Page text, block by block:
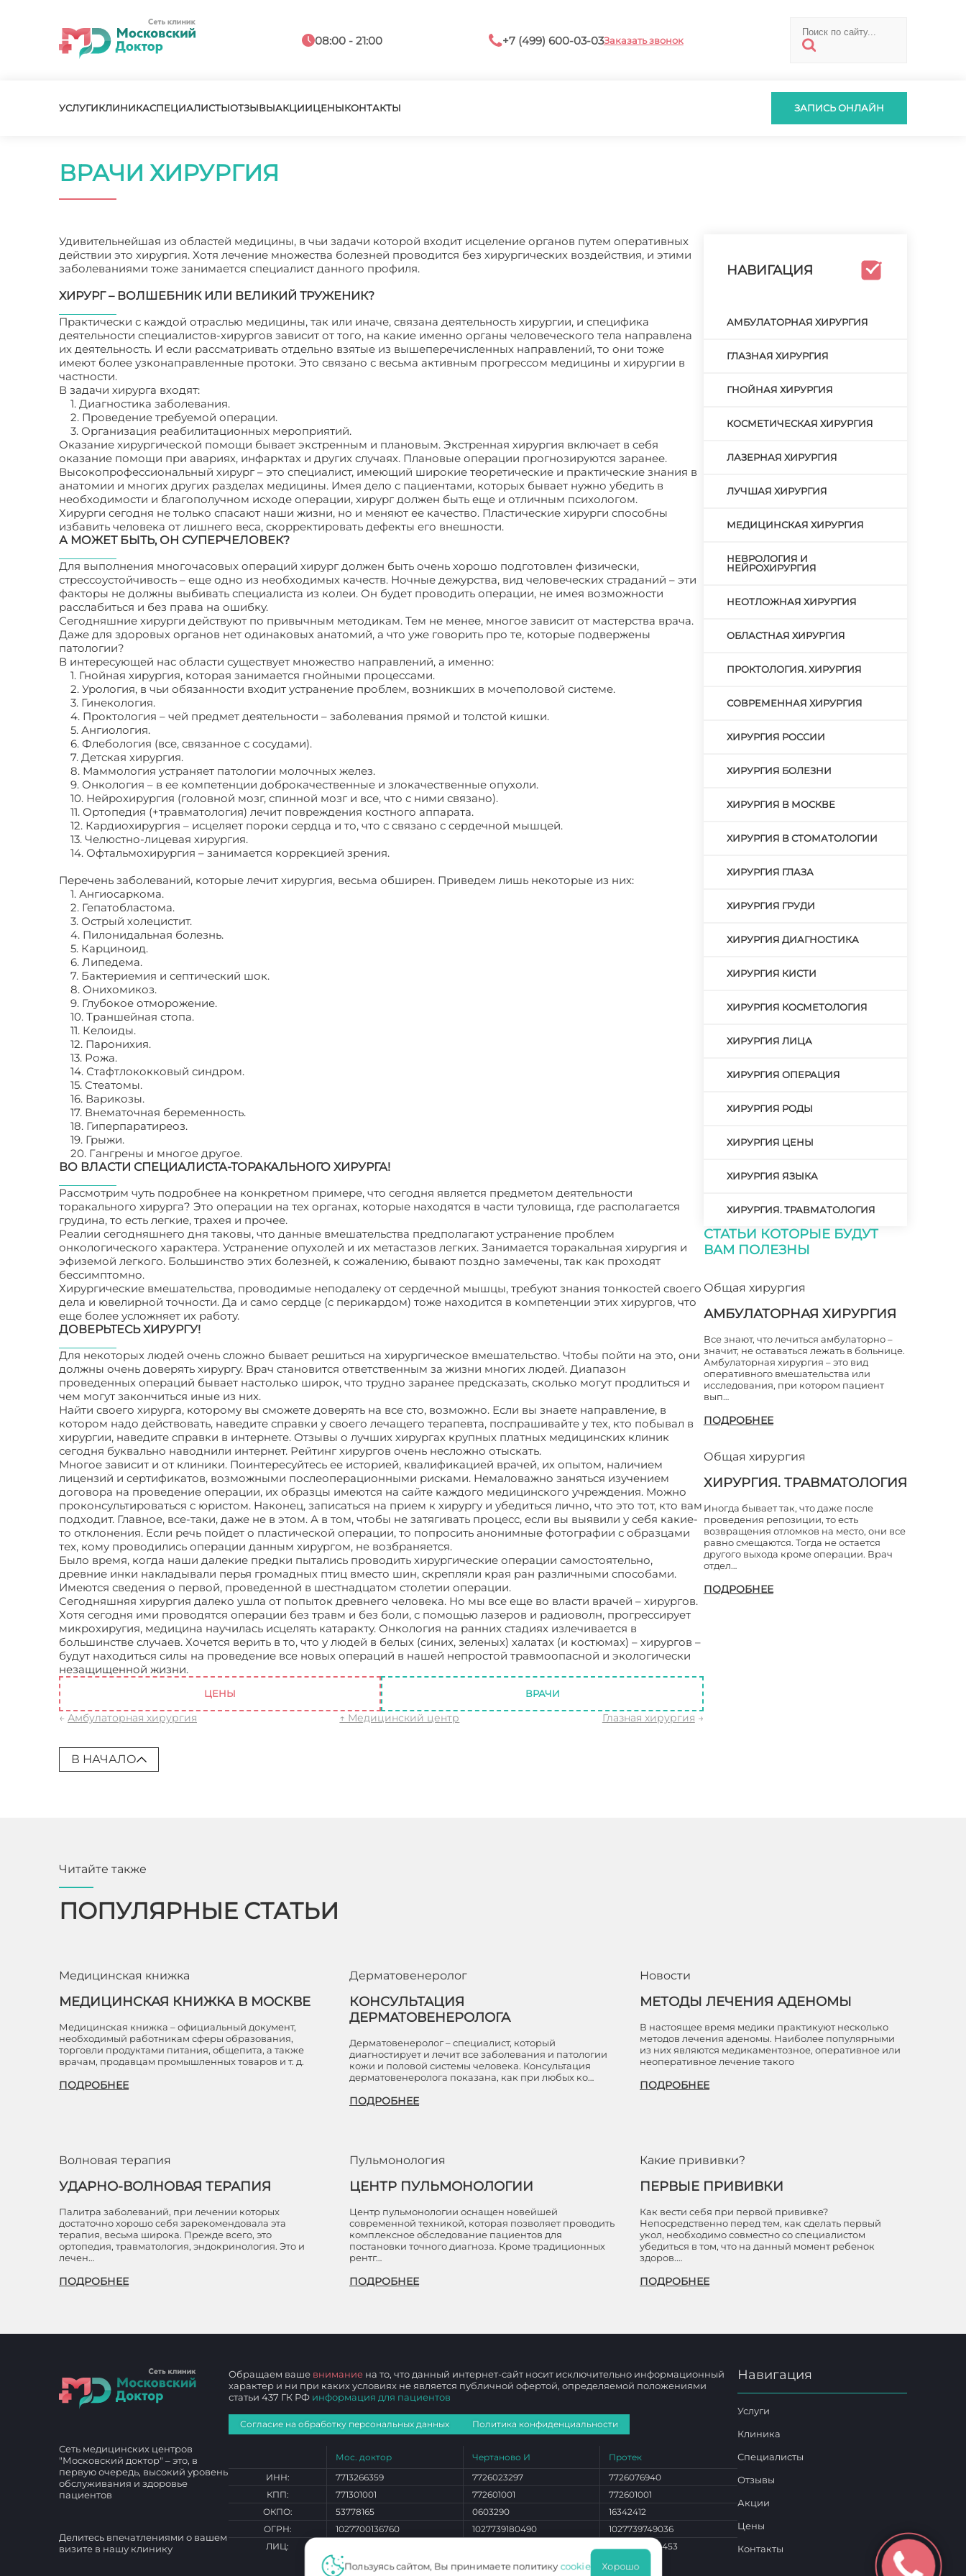
08:00 - 21:00 +7 (499) 600-03-03Заказать звонок
УСЛУГИКЛИНИКАСПЕЦИАЛИСТЫОТЗЫВЫАКЦИИЦЕНЫКОНТАКТЫ ЗАПИСЬ ОНЛАЙН
ВРАЧИ ХИРУРГИЯ
Удивительнейшая из областей медицины, в чьи задачи которой входит исцеление органов путем оперативных
действии это хирургия. Хотя лечение множества болезней проводится без хирургических воздействия, и этими
заболеваниями тоже занимается специалист данного профиля.
ХИРУРГ – ВОЛШЕБНИК ИЛИ ВЕЛИКИЙ ТРУЖЕНИК?
Практически с каждой отраслью медицины, так или иначе, связана деятельность хирургии, и специфика
деятельности специалистов-хирургов зависит от того, на какие именно органы человеческого тела направлена
их деятельность. И если рассматривать отдельно взятые из вышеперечисленных направлений, то они тоже
имеют более узконаправленные протоки. Это связано с весьма активным прогрессом медицины и хирургии в
частности.
В задачи хирурга входят:
1. Диагностика заболевания.
2. Проведение требуемой операции.
3. Организация реабилитационных мероприятий.
Оказание хирургической помощи бывает экстренным и плановым. Экстренная хирургия включает в себя
оказание помощи при авариях, инфарктах и других случаях. Плановые операции прогнозируются заранее.
Высокопрофессиональный хирург – это специалист, имеющий широкие теоретические и практические знания в
анатомии и многих других разделах медицины. Имея дело с пациентами, которых бывает нужно убедить в
необходимости и благополучном исходе операции, хирург должен быть еще и отличным психологом.
Хирурги сегодня не только спасают наши жизни, но и меняют ее качество. Пластические хирурги способны
избавить человека от лишнего веса, скорректировать дефекты его внешности.
А МОЖЕТ БЫТЬ, ОН СУПЕРЧЕЛОВЕК?
Для выполнения многочасовых операций хирург должен быть очень хорошо подготовлен физически,
стрессоустойчивость – еще одно из необходимых качеств. Ночные дежурства, вид человеческих страданий – эти
факторы не должны выбивать специалиста из колеи. Он будет проводить операции, не имея возможности
расслабиться и без права на ошибку.
Сегодняшние хирурги действуют по привычным методикам. Тем не менее, многое зависит от мастерства врача.
Даже для здоровых органов нет одинаковых анатомий, а что уже говорить про те, которые подвержены
патологии?
В интересующей нас области существует множество направлений, а именно:
1. Гнойная хирургия, которая занимается гнойными процессами.
2. Урология, в чьи обязанности входит устранение проблем, возникших в мочеполовой системе.
3. Гинекология.
4. Проктология – чей предмет деятельности – заболевания прямой и толстой кишки.
5. Ангиология.
6. Флебология (все, связанное с сосудами).
7. Детская хирургия.
8. Маммология устраняет патологии молочных желез.
9. Онкология – в ее компетенции доброкачественные и злокачественные опухоли.
10. Нейрохирургия (головной мозг, спинной мозг и все, что с ними связано).
11. Ортопедия (+травматология) лечит повреждения костного аппарата.
12. Кардиохирургия – исцеляет пороки сердца и то, что с связано с сердечной мышцей.
13. Челюстно-лицевая хирургия.
14. Офтальмохирургия – занимается коррекцией зрения.
Перечень заболеваний, которые лечит хирургия, весьма обширен. Приведем лишь некоторые из них:
1. Ангиосаркома.
2. Гепатобластома.
3. Острый холецистит.
4. Пилонидальная болезнь.
5. Карциноид.
6. Липедема.
7. Бактериемия и септический шок.
8. Онихомикоз.
9. Глубокое отморожение.
10. Траншейная стопа.
11. Келоиды.
12. Паронихия.
13. Рожа.
14. Стафтлококковый синдром.
15. Стеатомы.
16. Варикозы.
17. Внематочная беременность.
18. Гиперпаратиреоз.
19. Грыжи.
20. Гангрены и многое другое.
ВО ВЛАСТИ СПЕЦИАЛИСТА-ТОРАКАЛЬНОГО ХИРУРГА!
Рассмотрим чуть подробнее на конкретном примере, что сегодня является предметом деятельности
торакального хирурга? Это операции на тех органах, которые находятся в части туловища, где располагается
грудина, то есть легкие, трахея и прочее.
Реалии сегодняшнего дня таковы, что данные вмешательства предполагают устранение проблем
онкологического характера. Устранение опухолей и их метастазов легких. Занимается торакальная хирургия и
эфиземой легкого. Большинство этих болезней, к сожалению, бывают поздно замечены, так как проходят
бессимптомно.
Хирургические вмешательства, проводимые неподалеку от сердечной мышцы, требуют знания тонкостей своего
дела и ювелирной точности. Да и само сердце (с перикардом) тоже находится в компетенции этих хирургов, что
еще более усложняет их работу.
ДОВЕРЬТЕСЬ ХИРУРГУ!
Для некоторых людей очень сложно бывает решиться на хирургическое вмешательство. Чтобы пойти на это, они
должны очень доверять хирургу. Врач становится ответственным за жизни многих людей. Диапазон
проведенных операций бывает настолько широк, что трудно заранее предсказать, сколько могут продлиться и
чем могут закончиться иные из них.
Найти своего хирурга, которому вы сможете доверять на все сто, возможно. Если вы знаете направление, в
котором надо действовать, наведите справки у своего лечащего терапевта, поспрашивайте у тех, кто побывал в
хирургии, наведите справки в интернете. Отзывы о лучших хирургах крупных платных медицинских клиник
сегодня буквально наводнили интернет. Рейтинг хирургов очень несложно отыскать.
Многое зависит и от клиники. Поинтересуйтесь ее историей, квалификацией врачей, их опытом, наличием
лицензий и сертификатов, возможными послеоперационными рисками. Немаловажно заняться изучением
договора на проведение операции, их образцы имеются на сайте каждого медицинского учреждения. Можно
проконсультироваться с юристом. Наконец, записаться на прием к хирургу и убедиться лично, что это тот, кто вам
подходит. Главное, все-таки, даже не в этом. А в том, чтобы не затягивать процесс, если вы выявили у себя какие-
то отклонения. Если речь пойдет о пластической операции, то попросить анонимные фотографии с образцами
тех, кому проводились операции данным хирургом, не возбраняется.
Было время, когда наши далекие предки пытались проводить хирургические операции самостоятельно,
древние инки накладывали перья громадных птиц вместо шин, скрепляли края ран различными способами.
Имеются сведения о первой, проведенной в шестнадцатом столетии операции.
Сегодняшняя хирургия далеко ушла от попыток древнего человека. Но мы все еще во власти врачей – хирургов.
Хотя сегодня ими проводятся операции без травм и без боли, с помощью лазеров и радиоволн, прогрессирует
микрохиругия, медицина научилась исцелять катаракту. Онкология на ранних стадиях излечивается в
большинстве случаев. Хочется верить в то, что у людей в белых (синих, зеленых) халатах (и костюмах) – хирургов –
будут находиться силы на проведение все новых операций в нашей непростой травмоопасной и экологически
незащищенной жизни.
ЦЕНЫ ВРАЧИ
← Амбулаторная хирургия ↑ Медицинский центр Глазная хирургия →
В НАЧАЛО
НАВИГАЦИЯ
АМБУЛАТОРНАЯ ХИРУРГИЯ
ГЛАЗНАЯ ХИРУРГИЯ
ГНОЙНАЯ ХИРУРГИЯ
КОСМЕТИЧЕСКАЯ ХИРУРГИЯ
ЛАЗЕРНАЯ ХИРУРГИЯ
ЛУЧШАЯ ХИРУРГИЯ
МЕДИЦИНСКАЯ ХИРУРГИЯ
НЕВРОЛОГИЯ И
НЕЙРОХИРУРГИЯ
НЕОТЛОЖНАЯ ХИРУРГИЯ
ОБЛАСТНАЯ ХИРУРГИЯ
ПРОКТОЛОГИЯ. ХИРУРГИЯ
СОВРЕМЕННАЯ ХИРУРГИЯ
ХИРУРГИЯ РОССИИ
ХИРУРГИЯ БОЛЕЗНИ
ХИРУРГИЯ В МОСКВЕ
ХИРУРГИЯ В СТОМАТОЛОГИИ
ХИРУРГИЯ ГЛАЗА
ХИРУРГИЯ ГРУДИ
ХИРУРГИЯ ДИАГНОСТИКА
ХИРУРГИЯ КИСТИ
ХИРУРГИЯ КОСМЕТОЛОГИЯ
ХИРУРГИЯ ЛИЦА
ХИРУРГИЯ ОПЕРАЦИЯ
ХИРУРГИЯ РОДЫ
ХИРУРГИЯ ЦЕНЫ
ХИРУРГИЯ ЯЗЫКА
ХИРУРГИЯ. ТРАВМАТОЛОГИЯ
СТАТЬИ КОТОРЫЕ БУДУТ
ВАМ ПОЛЕЗНЫ
Общая хирургия
АМБУЛАТОРНАЯ ХИРУРГИЯ
Все знают, что лечиться амбулаторно –
значит, не оставаться лежать в больнице.
Амбулаторная хирургия – это вид
оперативного вмешательства или
исследования, при котором пациент
вып…
ПОДРОБНЕЕ
Общая хирургия
ХИРУРГИЯ. ТРАВМАТОЛОГИЯ
Иногда бывает так, что даже после
проведения репозиции, то есть
возвращения отломков на место, они все
равно смещаются. Тогда не остается
другого выхода кроме операции. Врач
отдел…
ПОДРОБНЕЕ
Читайте также
ПОПУЛЯРНЫЕ СТАТЬИ
Медицинская книжка
МЕДИЦИНСКАЯ КНИЖКА В МОСКВЕ
Медицинская книжка – официальный документ,
необходимый работникам сферы образования,
торговли продуктами питания, общепита, а также
врачам, продавцам промышленных товаров и т. д.
ПОДРОБНЕЕ
Дерматовенеролог
КОНСУЛЬТАЦИЯ
ДЕРМАТОВЕНЕРОЛОГА
Дерматовенеролог – специалист, который
диагностирует и лечит все заболевания и патологии
кожи и половой системы человека. Консультация
дерматовенеролога показана, как при любых ко…
ПОДРОБНЕЕ
Новости
МЕТОДЫ ЛЕЧЕНИЯ АДЕНОМЫ
В настоящее время медики практикуют несколько
методов лечения аденомы. Наиболее популярными
из них являются медикаментозное, оперативное или
неоперативное лечение такого
ПОДРОБНЕЕ
Волновая терапия
УДАРНО-ВОЛНОВАЯ ТЕРАПИЯ
Палитра заболеваний, при лечении которых
достаточно хорошо себя зарекомендовала эта
терапия, весьма широка. Прежде всего, это
ортопедия, травматология, эндокринология. Это и
лечен…
ПОДРОБНЕЕ
Пульмонология
ЦЕНТР ПУЛЬМОНОЛОГИИ
Центр пульмонологии оснащен новейшей
современной техникой, которая позволяет проводить
комплексное обследование пациентов для
постановки точного диагноза. Кроме традиционных
рентг…
ПОДРОБНЕЕ
Какие прививки?
ПЕРВЫЕ ПРИВИВКИ
Как вести себя при первой прививке?
Непосредственно перед тем, как сделать первый
укол, необходимо совместно со специалистом
убедиться в том, что на данный момент ребенок
здоров.…
ПОДРОБНЕЕ
Сеть медицинских центров
"Московский доктор" – это, в
первую очередь, высокий уровень
обслуживания и здоровье
пациентов
Делитесь впечатлениями о вашем
визите в нашу клинику
Обращаем ваше внимание на то, что данный интернет-сайт носит исключительно информационный
характер и ни при каких условиях не является публичной офертой, определяемой положениями
статьи 437 ГК РФ информация для пациентов
Согласие на обработку персональных данных Политика конфиденциальности
ИНН:
КПП:
ОКПО:
ОГРН:
ЛИЦ:
Мос. доктор
7713266359
771301001
53778165
1027700136760
Чертаново И
7726023297
772601001
0603290
1027739180490
Протек
7726076940
772601001
16342412
1027739749036
ЛО 77 01 014453
Навигация
Услуги
Клиника
Специалисты
Отзывы
Акции
Цены
Контакты
Пользуясь сайтом, Вы принимаете политикуcookie Хорошо